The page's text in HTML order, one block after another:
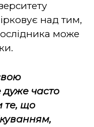
над тим,
може
дуже часто
те, що